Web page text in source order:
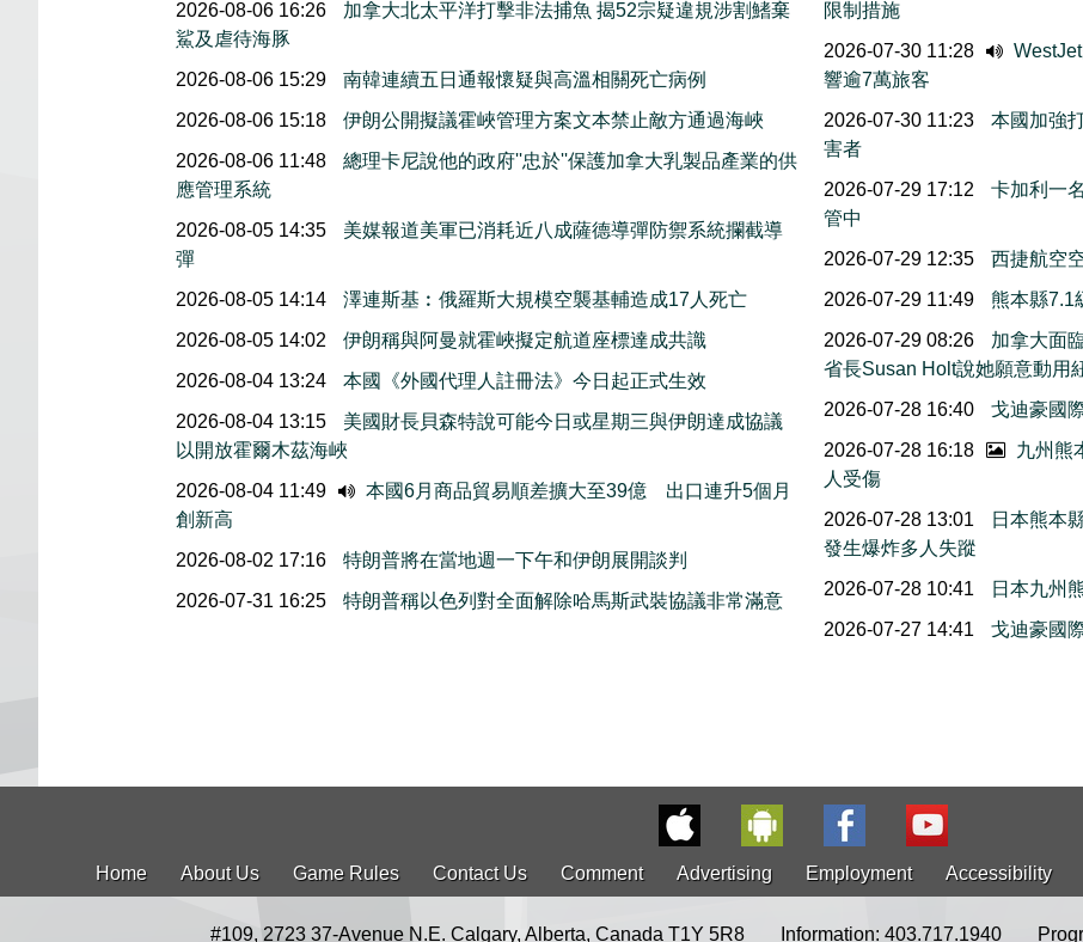
2026-08-06 16:26
加拿大北太平洋打擊非法捕魚 揭52宗疑違規涉割鰭棄
鯊及虐待海豚
2026-08-06 15:29
南韓連續五日通報懷疑與高溫相關死亡病例
2026-08-06 15:18
伊朗公開擬議霍峽管理方案文本禁止敵方通過海峽
2026-08-06 11:48
總理卡尼說他的政府''忠於''保護加拿大乳製品產業的供
應管理系統
2026-08-05 14:35
美媒報道美軍已消耗近八成薩德導彈防禦系統攔截導
彈
2026-08-05 14:14
澤連斯基︰俄羅斯大規模空襲基輔造成17人死亡
2026-08-05 14:02
伊朗稱與阿曼就霍峽擬定航道座標達成共識
2026-08-04 13:24
本國《外國代理人註冊法》今日起正式生效
2026-08-04 13:15
美國財長貝森特說可能今日或星期三與伊朗達成協議
以開放霍爾木茲海峽
2026-08-04 11:49
本國6月商品貿易順差擴大至39億 出口連升5個月
創新高
2026-08-02 17:16
特朗普將在當地週一下午和伊朗展開談判
2026-07-31 16:25
特朗普稱以色列對全面解除哈馬斯武裝協議非常滿意
限制措施
2026-07-30 11:28
響逾7萬旅客
2026-07-30 11:23
本國加強
害者
2026-07-29 17:12
卡加利一
管中
2026-07-29 12:35
西捷航空
2026-07-29 11:49
熊本縣7.1
2026-07-29 08:26
加拿大面
省長Susan Holt說她願意動用
2026-07-28 16:40
戈迪豪國
2026-07-28 16:18
九州熊
人受傷
2026-07-28 13:01
日本熊本
發生爆炸多人失蹤
2026-07-28 10:41
日本九州
2026-07-27 14:41
戈迪豪國
Home About Us Game Rules Contact Us Comment Advertising Employment Accessibility
#109, 2723 37-Avenue N.E. Calgary, Alberta, Canada T1Y 5R8 Information: 403.717.1940